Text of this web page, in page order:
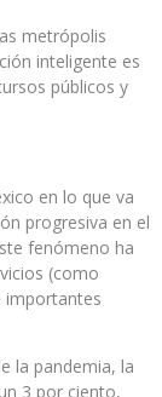
metrópolis
inteligente es
públicos y
en lo que va
progresiva en el
fenómeno ha
(como
importantes
la pandemia, la
3 por ciento,